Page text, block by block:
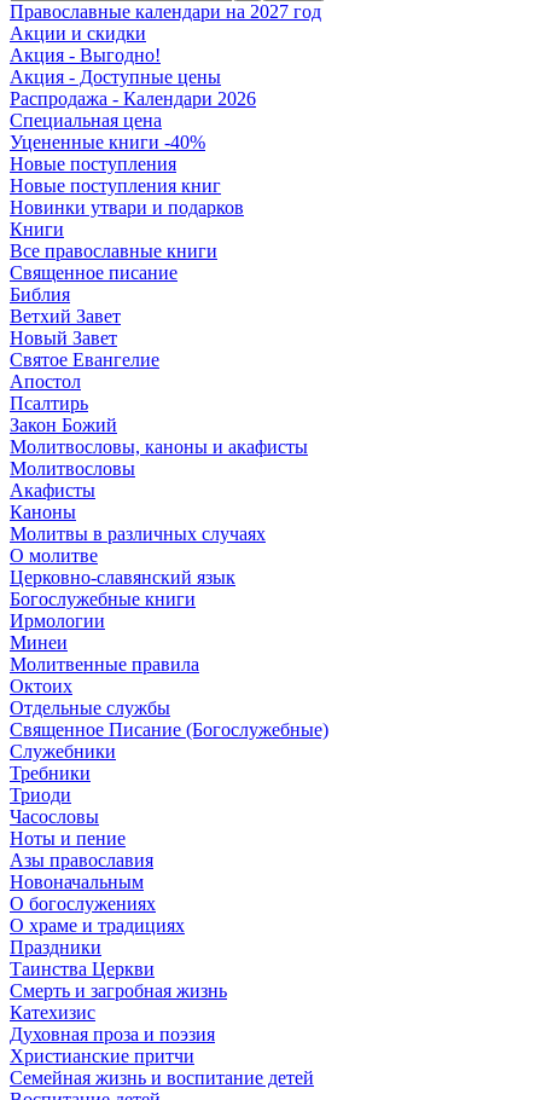
Православные календари на 2027 год
Акции и скидки
Акция - Выгодно!
Акция - Доступные цены
Распродажа - Календари 2026
Специальная цена
Уцененные книги -40%
Новые поступления
Новые поступления книг
Новинки утвари и подарков
Книги
Все православные книги
Священное писание
Библия
Ветхий Завет
Новый Завет
Святое Евангелие
Апостол
Псалтирь
Закон Божий
Молитвословы, каноны и акафисты
Молитвословы
Акафисты
Каноны
Молитвы в различных случаях
О молитве
Церковно-славянский язык
Богослужебные книги
Ирмологии
Минеи
Молитвенные правила
Октоих
Отдельные службы
Священное Писание (Богослужебные)
Служебники
Требники
Триоди
Часословы
Ноты и пение
Азы православия
Новоначальным
О богослужениях
О храме и традициях
Праздники
Таинства Церкви
Смерть и загробная жизнь
Катехизис
Духовная проза и поэзия
Христианские притчи
Семейная жизнь и воспитание детей